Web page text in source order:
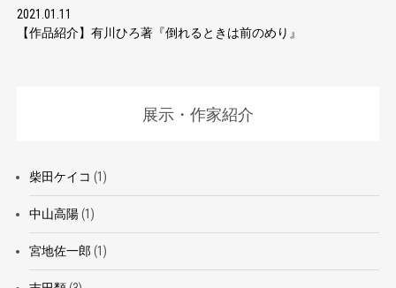
2021.01.11
【作品紹介】有川ひろ著『倒れるときは前のめり』
展示・作家紹介
柴田ケイコ (1)
中山高陽(1)
宮地佐一郎 (1)